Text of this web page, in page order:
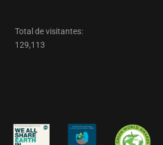
Total de visitantes:
129,113